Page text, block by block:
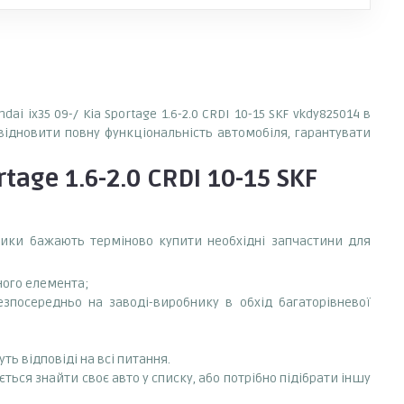
ix35 09-/ Kia Sportage 1.6-2.0 CRDI 10-15 SKF vkdy825014 в
повну функціональність автомобіля, гарантувати
1.6-2.0 CRDI 10-15 SKF
бажають терміново купити необхідні запчастини для
елемента;
на заводі-виробнику в обхід багаторівневої
відповіді на всі питання.
знайти своє авто у списку, або потрібно підібрати іншу